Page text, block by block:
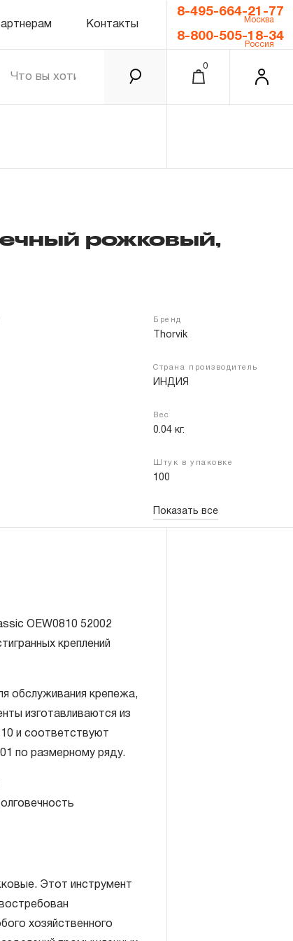
Контакты
8-495-664-21-77
Москва
8-800-505-18-34
Россия
0
Регистрация
рожковый,
Бренд
Thorvik
Страна производитель
ИНДИЯ
Вес
0.04 кг.
Штук в упаковке
100
Показать все
OEW0810 52002
креплений
обслуживания крепежа,
изготавливаются из
и соответствуют
по размерному ряду.
Этот инструмент
хозяйственного
в себя признание
обязательств в
при проведении
производитель
материалы или
эксплуатации,
для ручного